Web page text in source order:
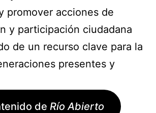
promover acciones de
y participación ciudadana
de un recurso clave para la
presentes y
de Río Abierto